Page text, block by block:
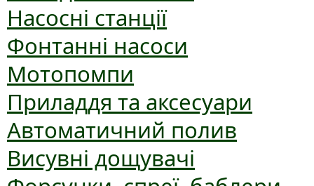
Насосні станції
Фонтанні насоси
Мотопомпи
Приладдя та аксесуари
Автоматичний полив
Висувні дощувачі